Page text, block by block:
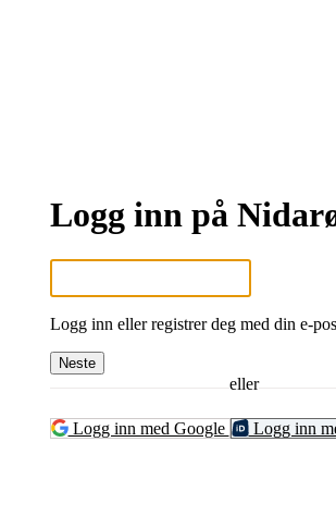
Logg inn på
Logg inn eller registrer deg med din e-
Neste
eller
Logg inn med Google Logg inn